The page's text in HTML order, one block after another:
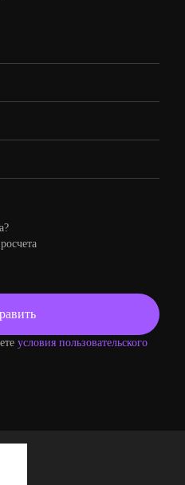
условия пользовательского